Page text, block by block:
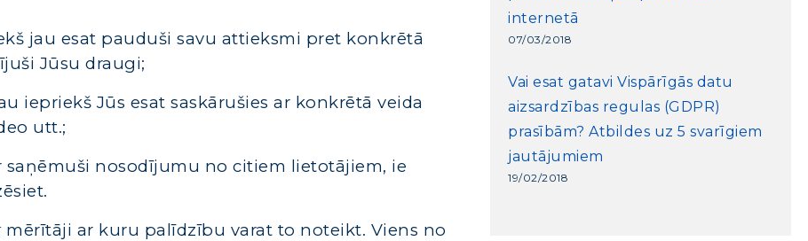
jau esat pauduši savu attieksmi pret konkrētā
Jūsu draugi;
iepriekš Jūs esat saskārušies ar konkrētā veida
utt.;
saņēmuši nosodījumu no citiem lietotājiem, ie
mērītāji ar kuru palīdzību varat to noteikt. Viens no
internetā
07/03/2018
Vai esat gatavi Vispārīgās datu
aizsardzības regulas (GDPR)
prasībām? Atbildes uz 5 svarīgiem
jautājumiem
19/02/2018